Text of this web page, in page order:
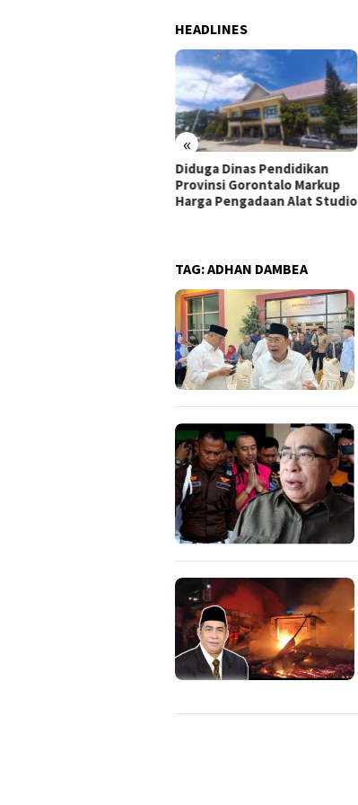
HEADLINES
«
Diduga Dinas Pendidikan
Provinsi Gorontalo Markup
Harga Pengadaan Alat Studio
TAG:ADHAN DAMBEA